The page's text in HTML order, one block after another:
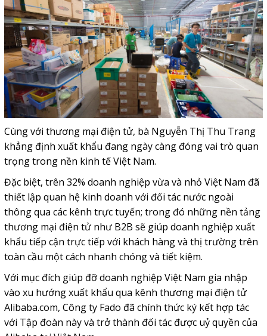
Cùng với thương mại điện tử, bà Nguyễn Thị Thu Trang
khẳng định xuất khẩu đang ngày càng đóng vai trò quan
trọng trong nền kinh tế Việt Nam.
Đặc biệt, trên 32% doanh nghiệp vừa và nhỏ Việt Nam đã
thiết lập quan hệ kinh doanh với đối tác nước ngoài
thông qua các kênh trực tuyến; trong đó những nền tảng
thương mại điện tử như B2B sẽ giúp doanh nghiệp xuất
khẩu tiếp cận trực tiếp với khách hàng và thị trường trên
toàn cầu một cách nhanh chóng và tiết kiệm.
Với mục đích giúp đỡ doanh nghiệp Việt Nam gia nhập
vào xu hướng xuất khẩu qua kênh thương mại điện tử
Alibaba.com, Công ty Fado đã chính thức ký kết hợp tác
với Tập đoàn này và trở thành đối tác được uỷ quyền của